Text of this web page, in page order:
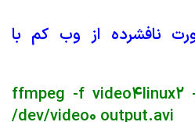
نافشرده از وب کم با
ffmpeg -f
/dev/video0 output.avi